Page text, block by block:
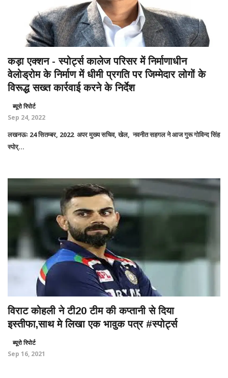
कड़ा एक्शन - स्पोर्ट्स कालेज परिसर में निर्माणाधीन
वेलोड्रोम के निर्माण में धीमी प्रगति पर जिम्मेदार लोगों के
विरूद्ध सख्त कार्रवाई करने के निर्देश
ब्यूरो रिपोर्ट
Sep 24, 2022
लखनऊः 24 सितम्बर, 2022 अपर मुख्य सचिव, खेल, नवनीत सहगल ने आज गुरू गोविन्द सिंह
स्पोर्...
विराट कोहली ने टी20 टीम की कप्तानी से दिया
इस्तीफा,साथ मे लिखा एक भावुक पत्र #स्पोर्ट्स
ब्यूरो रिपोर्ट
Sep 16, 2021